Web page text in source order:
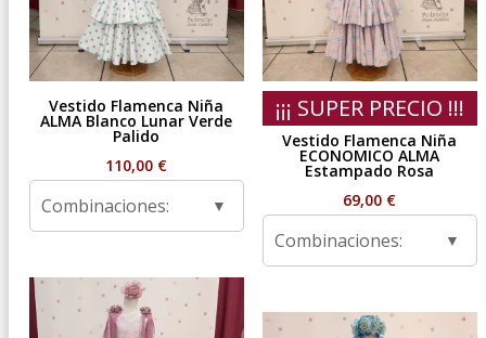
Vestido Flamenca Niña
ALMA Blanco Lunar Verde
Palido
110,00 €
Combinaciones:
¡¡¡ SUPER PRECIO !!!
Vestido Flamenca Niña
ECONOMICO ALMA
Estampado Rosa
69,00 €
Combinaciones: